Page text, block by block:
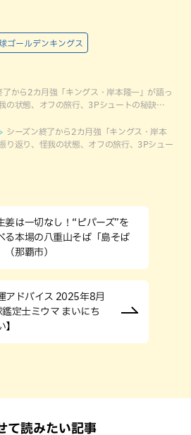
ゴールデンキングス
了から2カ月強「キングス・岸本隆一」が語っ
の状態、オフの旅行、3Pシュートの秘訣…
シーズン終了から2カ月強「キングス・岸本
り返り、怪我の状態、オフの旅行、3Pシュー
姜は一切なし！“ピパーズ”を
る本場の八重山そば「島そば
（那覇市）
アドバイス 2025年8月
定士ミウマ まいにち
て読みたい記事